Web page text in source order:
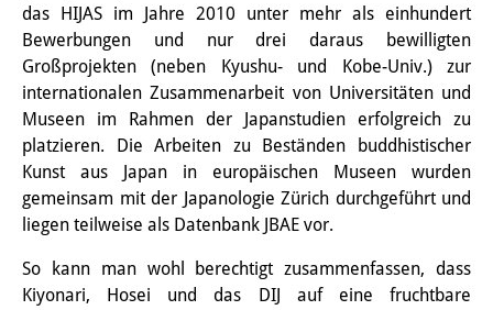
das HIJAS im Jahre 2010 unter mehr als einhundert
Bewerbungen und nur drei daraus bewilligten
Großprojekten (neben Kyushu- und Kobe-Univ.) zur
internationalen Zusammenarbeit von Universitäten und
Museen im Rahmen der Japanstudien erfolgreich zu
platzieren. Die Arbeiten zu Beständen buddhistischer
Kunst aus Japan in europäischen Museen wurden
gemeinsam mit der Japanologie Zürich durchgeführt und
liegen teilweise als Datenbank JBAE vor.
So kann man wohl berechtigt zusammenfassen, dass
Kiyonari, Hosei und das DIJ auf eine fruchtbare